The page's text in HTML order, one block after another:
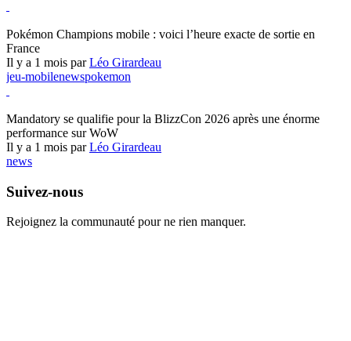
Pokémon Champions mobile : voici l’heure exacte de sortie en
France
Il y a 1 mois parLéo Girardeau
jeu-mobilenewspokemon
Mandatory se qualifie pour la BlizzCon 2026 après une énorme
performance sur WoW
Il y a 1 mois parLéo Girardeau
news
Suivez-nous
Rejoignez la communauté pour ne rien manquer.